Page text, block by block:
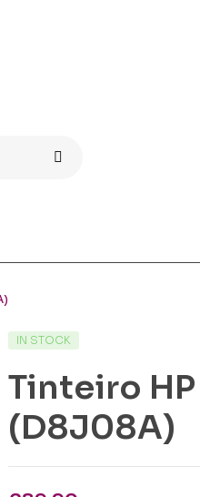
AVAILABILITY:
IN STOCK
Tinteiro
(D8J08A)